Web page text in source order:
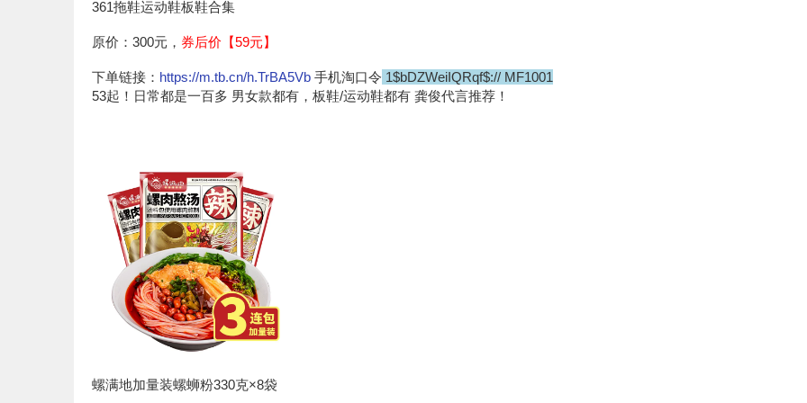
361拖鞋运动鞋板鞋合集
原价：300元， 券后价【59元】
下单链接： https://m.tb.cn/h.TrBA5Vb 手机淘口令 1$bDZWeiIQRqf$:// MF1001
53起！日常都是一百多 男女款都有，板鞋/运动鞋都有 龚俊代言推荐！
螺满地加量装螺蛳粉330克×8袋